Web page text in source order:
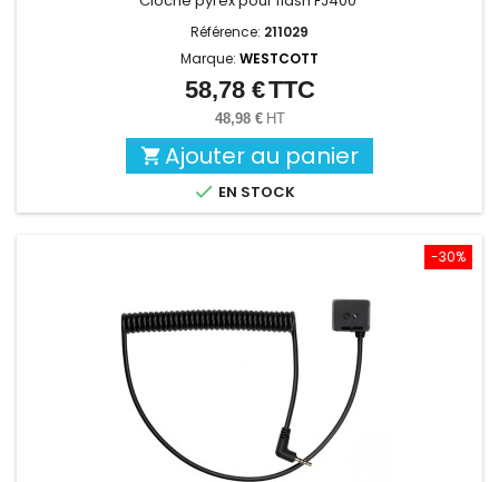
Référence: 211029
Marque: WESTCOTT
Prix
58,78 €TTC
48,98 € HT
 Ajouter au panier
 EN STOCK
-30%